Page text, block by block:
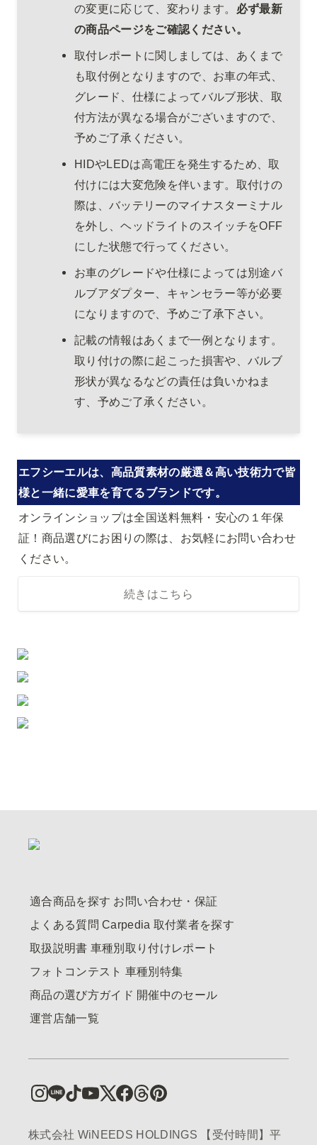
の変更に応じて、変わります。 必ず最新
の商品ページをご確認ください。
取付レポートに関しましては、あくまで
も取付例となりますので、お車の年式、
グレード、仕様によってバルブ形状、取
付方法が異なる場合がございますので、
予めご了承ください。
HIDやLEDは高電圧を発生するため、取
付けには大変危険を伴います。取付けの
際は、バッテリーのマイナスターミナル
を外し、ヘッドライトのスイッチをOFF
にした状態で行ってください。
お車のグレードや仕様によっては別途バ
ルブアダプター、キャンセラー等が必要
になりますので、予めご了承下さい。
記載の情報はあくまで一例となります。
取り付けの際に起こった損害や、バルブ
形状が異なるなどの責任は負いかねま
す、予めご了承ください。
エフシーエルは、高品質素材の厳選＆高い技術力で皆
様と一緒に愛車を育てるブランドです。
オンラインショップは全国送料無料・安心の１年保
証！商品選びにお困りの際は、お気軽にお問い合わせ
ください。
続きはこちら
適合商品を探す お問い合わせ・保証
よくある質問 Carpedia 取付業者を探す
取扱説明書 車種別取り付けレポート
フォトコンテスト 車種別特集
商品の選び方ガイド 開催中のセール
運営店舗一覧
株式会社 WiNEEDS HOLDINGS 【受付時間】平